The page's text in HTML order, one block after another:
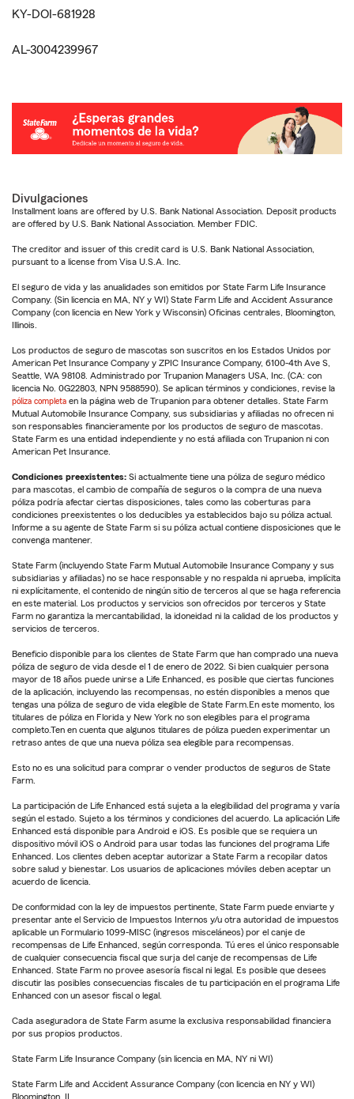
KY-DOI-681928
AL-3004239967
Divulgaciones
Installment loans are offered by U.S. Bank National Association. Deposit products
are offered by U.S. Bank National Association. Member FDIC.
The creditor and issuer of this credit card is U.S. Bank National Association,
pursuant to a license from Visa U.S.A. Inc.
El seguro de vida y las anualidades son emitidos por State Farm Life Insurance
Company. (Sin licencia en MA, NY y WI) State Farm Life and Accident Assurance
Company (con licencia en New York y Wisconsin) Oficinas centrales, Bloomington,
Illinois.
Los productos de seguro de mascotas son suscritos en los Estados Unidos por
American Pet Insurance Company y ZPIC Insurance Company, 6100-4th Ave S,
Seattle, WA 98108. Administrado por Trupanion Managers USA, Inc. (CA: con
licencia No. 0G22803, NPN 9588590). Se aplican términos y condiciones, revise la
póliza completa en la página web de Trupanion para obtener detalles. State Farm
Mutual Automobile Insurance Company, sus subsidiarias y afiliadas no ofrecen ni
son responsables financieramente por los productos de seguro de mascotas.
State Farm es una entidad independiente y no está afiliada con Trupanion ni con
American Pet Insurance.
Condiciones preexistentes: Si actualmente tiene una póliza de seguro médico
para mascotas, el cambio de compañía de seguros o la compra de una nueva
póliza podría afectar ciertas disposiciones, tales como las coberturas para
condiciones preexistentes o los deducibles ya establecidos bajo su póliza actual.
Informe a su agente de State Farm si su póliza actual contiene disposiciones que le
convenga mantener.
State Farm (incluyendo State Farm Mutual Automobile Insurance Company y sus
subsidiarias y afiliadas) no se hace responsable y no respalda ni aprueba, implícita
ni explícitamente, el contenido de ningún sitio de terceros al que se haga referencia
en este material. Los productos y servicios son ofrecidos por terceros y State
Farm no garantiza la mercantabilidad, la idoneidad ni la calidad de los productos y
servicios de terceros.
Beneficio disponible para los clientes de State Farm que han comprado una nueva
póliza de seguro de vida desde el 1 de enero de 2022. Si bien cualquier persona
mayor de 18 años puede unirse a Life Enhanced, es posible que ciertas funciones
de la aplicación, incluyendo las recompensas, no estén disponibles a menos que
tengas una póliza de seguro de vida elegible de State Farm.En este momento, los
titulares de póliza en Florida y New York no son elegibles para el programa
completo.Ten en cuenta que algunos titulares de póliza pueden experimentar un
retraso antes de que una nueva póliza sea elegible para recompensas.
Esto no es una solicitud para comprar o vender productos de seguros de State
Farm.
La participación de Life Enhanced está sujeta a la elegibilidad del programa y varía
según el estado. Sujeto a los términos y condiciones del acuerdo. La aplicación Life
Enhanced está disponible para Android e iOS. Es posible que se requiera un
dispositivo móvil iOS o Android para usar todas las funciones del programa Life
Enhanced. Los clientes deben aceptar autorizar a State Farm a recopilar datos
sobre salud y bienestar. Los usuarios de aplicaciones móviles deben aceptar un
acuerdo de licencia.
De conformidad con la ley de impuestos pertinente, State Farm puede enviarte y
presentar ante el Servicio de Impuestos Internos y/u otra autoridad de impuestos
aplicable un Formulario 1099-MISC (ingresos misceláneos) por el canje de
recompensas de Life Enhanced, según corresponda. Tú eres el único responsable
de cualquier consecuencia fiscal que surja del canje de recompensas de Life
Enhanced. State Farm no provee asesoría fiscal ni legal. Es posible que desees
discutir las posibles consecuencias fiscales de tu participación en el programa Life
Enhanced con un asesor fiscal o legal.
Cada aseguradora de State Farm asume la exclusiva responsabilidad financiera
por sus propios productos.
State Farm Life Insurance Company (sin licencia en MA, NY ni WI)
State Farm Life and Accident Assurance Company (con licencia en NY y WI)
Bloomington, IL